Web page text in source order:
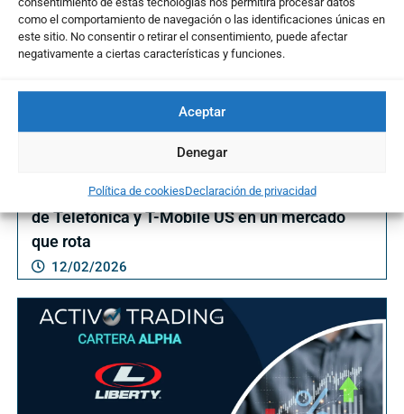
como el comportamiento de navegación o las identificaciones únicas en
este sitio. No consentir o retirar el consentimiento, puede afectar
negativamente a ciertas características y funciones.
Aceptar
Denegar
Política de cookiesDeclaración de privacidad
Telecomunicaciones en foco: análisis técnico
de Telefónica y T-Mobile US en un mercado
que rota
12/02/2026